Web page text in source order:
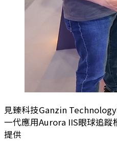
見臻科技Ganzin
一代應用Aurora IIS眼球追
提供